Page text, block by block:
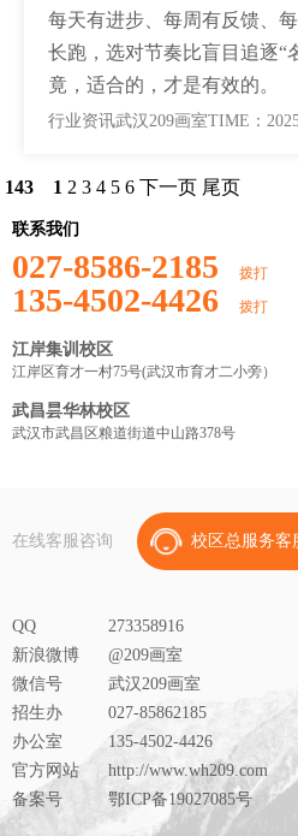
每天有进步、每周有反馈、
长跑，选对节奏比盲目追逐“
竟，适合的，才是有效的。
行业资讯武汉209画室TIME：
143 1 2 3 4 5 6 下一页 尾页
联系我们
027-8586-2185 拨打
135-4502-4426 拨打
江岸集训校区
江岸区育才一村75号(武汉市育才二小旁）
武昌昙华林校区
武汉市武昌区粮道街道中山路378号
在线客服咨询 校区总服务客
QQ
273358916
新浪微博
@209画室
微信号
武汉209画室
招生办
027-85862185
办公室
135-4502-4426
官方网站
http://www.wh209.com
备案号
鄂ICP备19027085号